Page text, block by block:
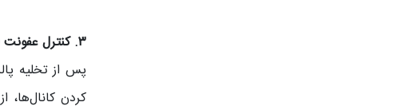
۳. کنترل عفونت (Antibiotics)
پس از تخلیه
کردن